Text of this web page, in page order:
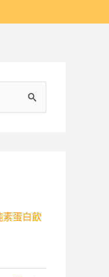
素蛋白飲